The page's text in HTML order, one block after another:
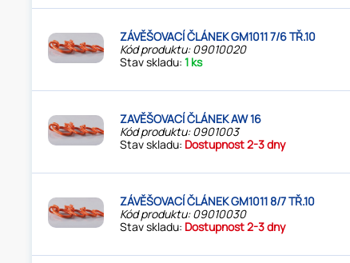
ZÁVĚŠOVACÍ ČLÁNEK GM1011 7/6 TŘ.10
Kód produktu: 09010020
Stav skladu:1 ks
ZAVĚŠOVACÍ ČLÁNEK AW 16
Kód produktu: 0901003
Stav skladu: Dostupnost 2-3 dny
ZÁVĚŠOVACÍ ČLÁNEK GM1011 8/7 TŘ.10
Kód produktu: 09010030
Stav skladu: Dostupnost 2-3 dny